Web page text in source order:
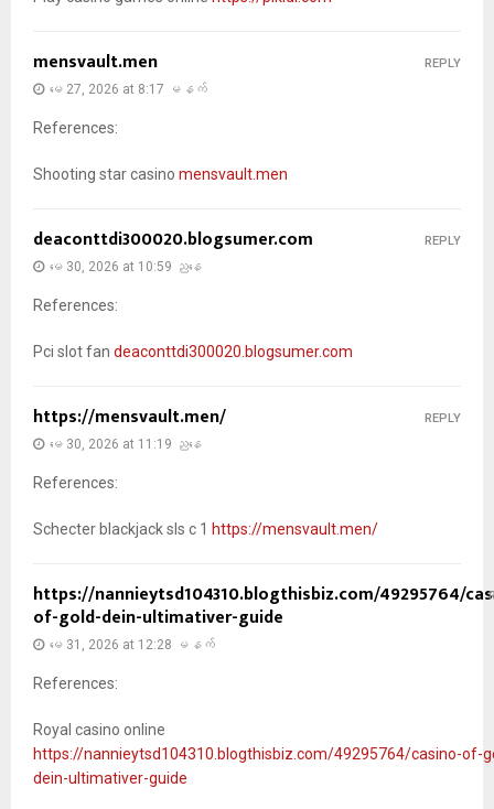
mensvault.men
မေ 27, 2026 at 8:17 မနက်
References:
Shooting star casino mensvault.men
REPLY
deaconttdi300020.blogsumer.com
မေ 30, 2026 at 10:59 ညနေ
References:
Pci slot fan deaconttdi300020.blogsumer.com
REPLY
https://mensvault.men/
မေ 30, 2026 at 11:19 ညနေ
References:
Schecter blackjack sls c 1 https://mensvault.men/
REPLY
https://nannieytsd104310.blogthisbiz.com/49295764/
of-gold-dein-ultimativer-guide
မေ 31, 2026 at 12:28 မနက်
References:
Royal casino online
https://nannieytsd104310.blogthisbiz.com/49295764/casino-of-
dein-ultimativer-guide